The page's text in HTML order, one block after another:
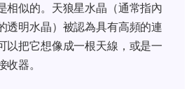
相似的。天狼星水晶（通常指內
透明水晶）被認為具有高頻的連
以把它想像成一根天線，或是一
器。